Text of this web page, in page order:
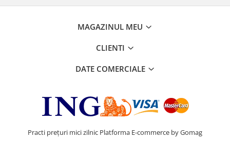
MAGAZINUL MEU
CLIENTI
DATE COMERCIALE
Practi prețuri mici zilnic Platforma E-commerce by Gomag